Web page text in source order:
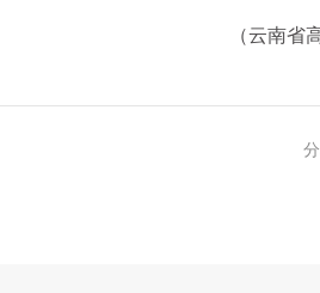
（云南省